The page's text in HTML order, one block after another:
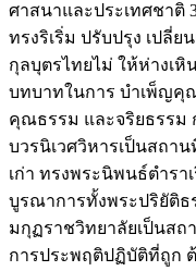
ศาสนาและประเทศชาติ
ทรงริเริ่ม ปรับปรุง เปลี่
กุลบุตรไทยไม่ ให้ห่างเ
บทบาทในการ บำเพ็ญคุ
คุณธรรม และจริยธรรม
บวรนิเวศวิหารเป็นสถา
เก่า ทรงพระนิพนธ์ตำร
บูรณาการทั้งพระปริยัติ
มกุฏราชวิทยาลัยเป็นส
การประพฤติปฏิบัติที่ถูก